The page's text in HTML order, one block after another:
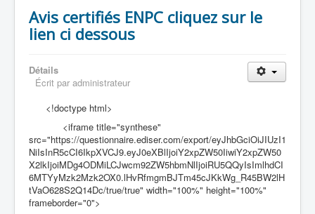
Avis certifiés ENPC cliquez sur le
lien ci dessous
Détails
Écrit par administrateur
<!doctype html>
<iframe title="synthese"
src="https://questionnaire.ediser.com/export/eyJhbGciOiJIUzI1
NiIsInR5cCI6IkpXVCJ9.eyJ0eXBlIjoiY2xpZW50IiwiY2xpZW50
X2lkIjoiMDg4ODMiLCJwcm92ZW5hbmNlIjoiRU5QQyIsImlhdCI
6MTYyMzk2Mzk2OX0.lHvRfmgmBJTm45cJKkWg_R45BW2lH
tVaO628S2Q14Dc/true/true" width="100%" height="100%"
frameborder="0">